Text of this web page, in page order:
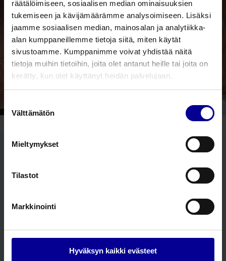
räätälöimiseen, sosiaalisen median ominaisuuksien
tukemiseen ja kävijämäärämme analysoimiseen. Lisäksi
jaamme sosiaalisen median, mainosalan ja analytiikka-
alan kumppaneillemme tietoja siitä, miten käytät
sivustoamme. Kumppanimme voivat yhdistää näitä
tietoja muihin tietoihin, joita olet antanut heille tai joita on
kerätty, kun olet käyttänyt heidän palvelujaan.
valinta
Välttämätön
Mieltymykset
Tilastot
Markkinointi
Hyväksyn kaikki evästeet
Jalassa runsaasti turvotusta
30.3.Haava on parantunut ja pohja puhdistunut.
haavasidoksellaja haavaympäristöä suojattiin
Medihoney Barrier Cream